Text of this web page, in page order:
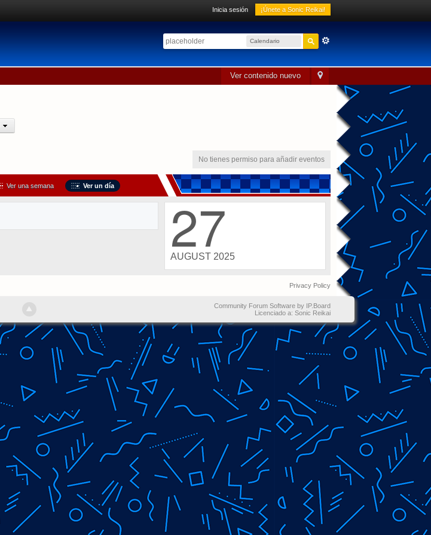
Inicia sesión ¡Únete a Sonic Reikai!
Calendario
sónico
Ver contenido nuevo
No tienes permiso para añadir eventos
Ver una semana Ver un día
27
AUGUST 2025
Privacy Policy
Community Forum Software by IP.Board
Licenciado a: Sonic Reikai